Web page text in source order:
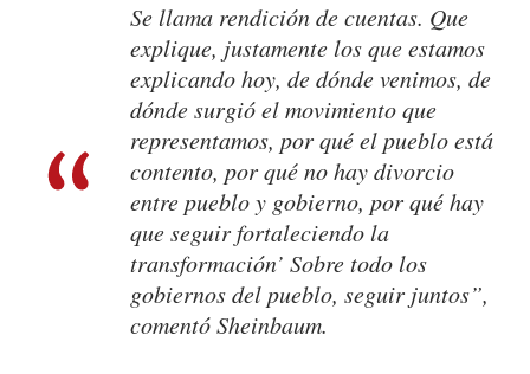
Se llama rendición de cuentas. Que
explique, justamente los que estamos
explicando hoy, de dónde venimos, de
dónde surgió el movimiento que
representamos, por qué el pueblo está
contento, por qué no hay divorcio
entre pueblo y gobierno, por qué hay
que seguir fortaleciendo la
transformación’ Sobre todo los
gobiernos del pueblo, seguir juntos”,
comentó Sheinbaum.